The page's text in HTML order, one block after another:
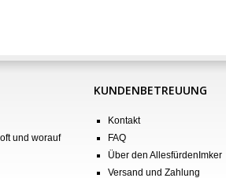
und worauf
KUNDENBETREUUNG
Kontakt
FAQ
Über den AllesfürdenImker
Versand und Zahlung